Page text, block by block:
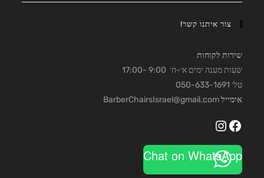
צור איתנו קשר!
שירות לקוחות
שעות מענה ימים א׳-ה׳ 9:00 -17:00
טל׳ 050-633-1691
אימיילBarberChairsIsrael@gmail.com
Facebook
Instagram
Chat on WhatsApp